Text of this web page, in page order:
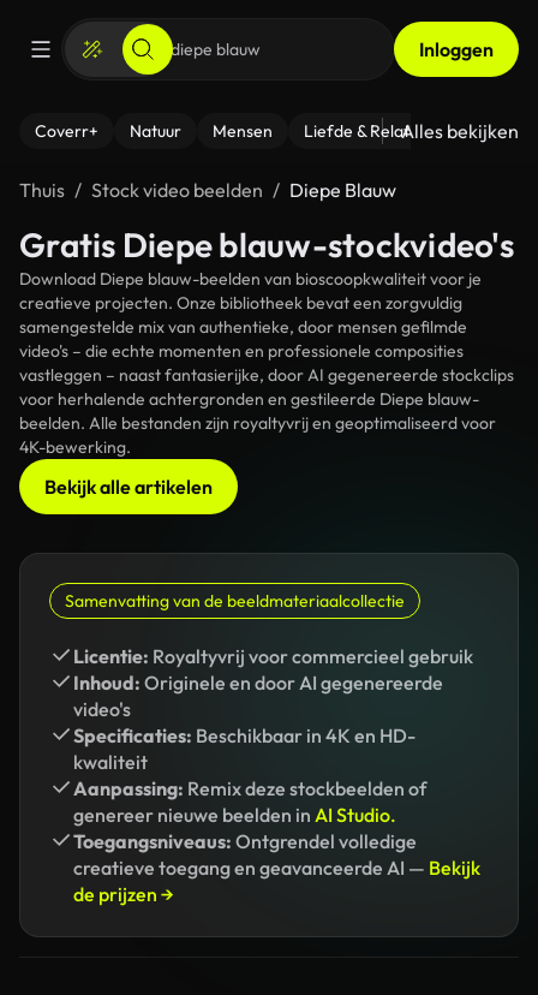
Inloggen
Coverr+ Natuur Mensen Liefde & Relaties - Fitness
Alles bekijken
Thuis Stock video beelden Diepe Blauw
Gratis Diepe blauw-stockvideo's
Download Diepe blauw-beelden van bioscoopkwaliteit voor je
creatieve projecten. Onze bibliotheek bevat een zorgvuldig
samengestelde mix van authentieke, door mensen gefilmde
video's – die echte momenten en professionele composities
vastleggen – naast fantasierijke, door AI gegenereerde stockclips
voor herhalende achtergronden en gestileerde Diepe blauw-
beelden. Alle bestanden zijn royaltyvrij en geoptimaliseerd voor
4K-bewerking.
Bekijk alle artikelen
Samenvatting van de beeldmateriaalcollectie
Licentie: Royaltyvrij voor commercieel gebruik
Inhoud: Originele en door AI gegenereerde
video's
Specificaties: Beschikbaar in 4K en HD-
kwaliteit
Aanpassing: Remix deze stockbeelden of
genereer nieuwe beelden in AI Studio.
Toegangsniveaus: Ontgrendel volledige
creatieve toegang en geavanceerde AI — Bekijk
de prijzen →